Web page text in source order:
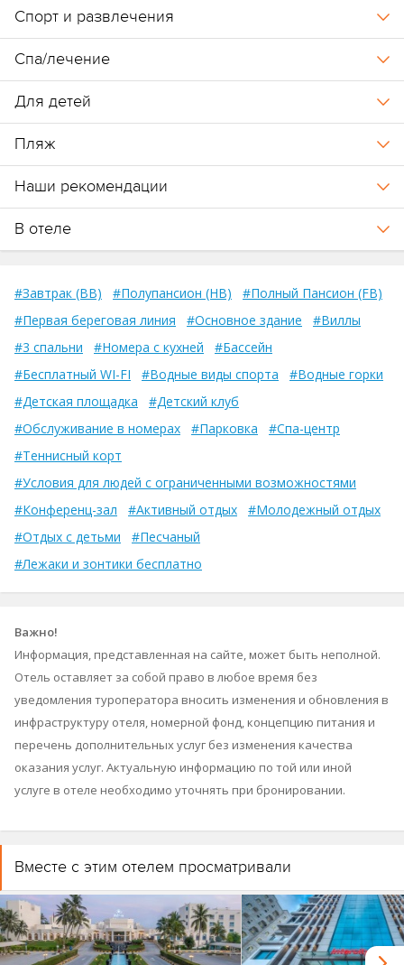
Пляж
Наши рекомендации
В отеле
#Завтрак (BB) #Полупансион (HB)
#Полный Пансион (FB)
#Первая береговая линия
#3 спальни
#Бесплатный WI-FI
#Водные виды спорта
#Водные горки
#Обслуживание в номерах
#Парковка
#Спа-центр
#Теннисный корт
#Условия для людей с ограниченными возможностями
#Конференц-зал
#Активный отдых
#Молодежный отдых
#Отдых с детьми
#Песчаный
#Лежаки и зонтики бесплатно
Важно!
Информация, представленная на сайте, может быть неполной.
уведомления туроператора вносить изменения и обновления в
инфраструктуру отеля, номерной фонд, концепцию питания и
услуге в отеле необходимо уточнять при бронировании.
Вместе с этим отелем просматривали
Hilton Salalah Resort Intercity Hotel